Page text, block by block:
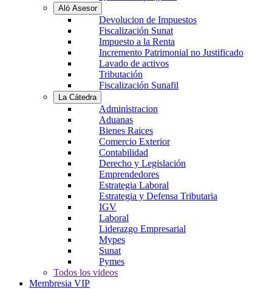
Aló Asesor
Devolucion de Impuestos
Fiscalización Sunat
Impuesto a la Renta
Incremento Patrimonial no Justificado
Lavado de activos
Tributación
Fiscalización Sunafil
La Cátedra
Administracion
Aduanas
Bienes Raices
Comercio Exterior
Contabilidad
Derecho y Legislación
Emprendedores
Estrategia Laboral
Estrategia y Defensa Tributaria
IGV
Laboral
Liderazgo Empresarial
Mypes
Sunat
Pymes
Todos los videos
Membresia VIP